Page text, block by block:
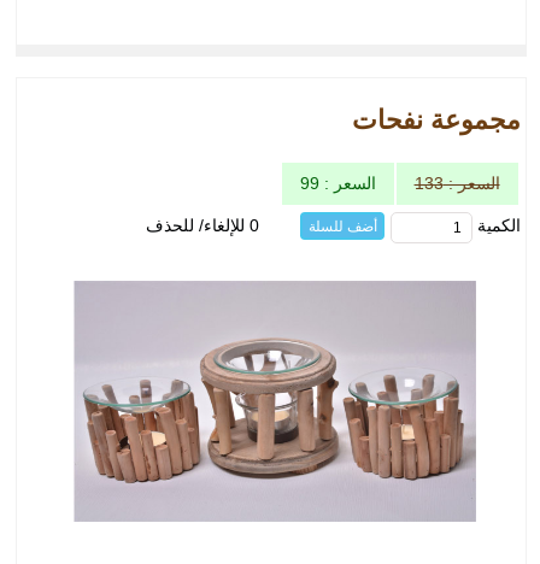
مجموعة نفحات
السعر : 133 السعر : 99
الكمية أضف للسلة 0 للإلغاء/ للحذف